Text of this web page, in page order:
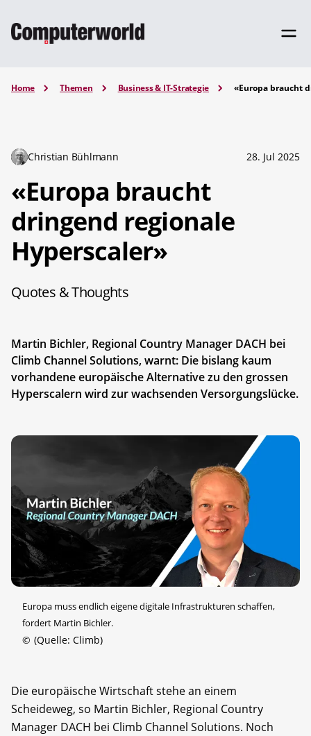
Home Themen Business & IT-Strategie «Europa braucht
Christian Bühlmann 28. Jul 2025
«Europa braucht
dringend regionale
Hyperscaler»
Quotes & Thoughts
Martin Bichler, Regional Country Manager DACH bei
Climb Channel Solutions, warnt: Die bislang kaum
vorhandene europäische Alternative zu den grossen
Hyperscalern wird zur wachsenden Versorgungslücke.
Europa muss endlich eigene digitale Infrastrukturen schaffen,
fordert Martin Bichler.
© (Quelle: Climb)
Die europäische Wirtschaft stehe an einem
Scheideweg, so Martin Bichler, Regional Country
Manager DACH bei Climb Channel Solutions. Noch